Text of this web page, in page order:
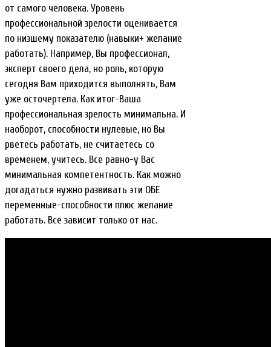
от самого человека. Уровень
профессиональной зрелости оценивается
по низшему показателю (навыки+ желание
работать). Например, Вы профессионал,
эксперт своего дела, но роль, которую
сегодня Вам приходится выполнять, Вам
уже осточертела. Как итог-Ваша
профессиональная зрелость минимальна. И
наоборот, способности нулевые, но Вы
рветесь работать, не считаетесь со
временем, учитесь. Все равно-у Вас
минимальная компетентность. Как можно
догадаться нужно развивать эти ОБЕ
переменные-способности плюс желание
работать. Все зависит только от нас.